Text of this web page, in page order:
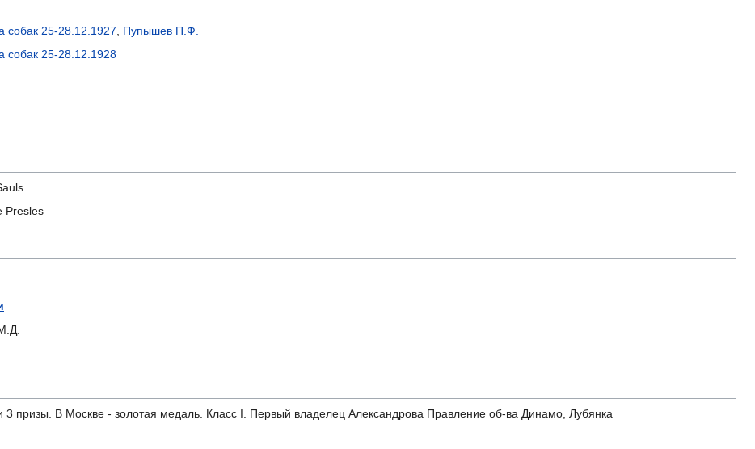
собак 25-28.12.1927, Пупышев П.Ф.
собак 25-28.12.1928
Presles
3 призы. В Москве - золотая медаль. Класс I. Первый владелец Александрова Правление об-ва Динамо, Лубянка